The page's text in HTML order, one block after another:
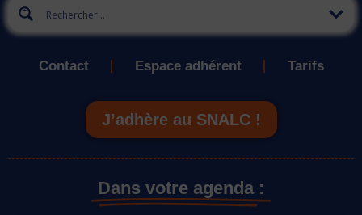
Contact Espace adhérent Tarifs
J’adhère au SNALC !
Dans votre agenda :